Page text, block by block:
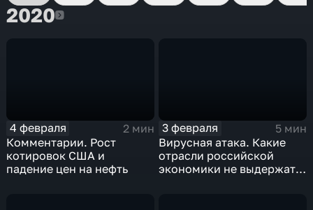
20202020
4 февраля
2 мин
Комментарии. Рост
котировок США и
падение цен на нефть
3 февраля
5 мин
Вирусная атака. Какие
отрасли российской
экономики не выдержат